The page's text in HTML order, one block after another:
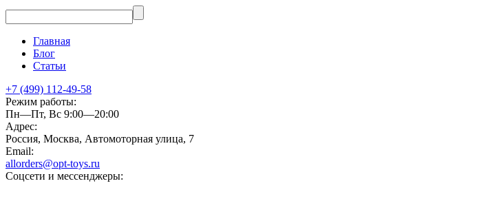
Главная
Блог
Статьи
+7 (499) 112-49-58
Режим работы:
Пн—Пт, Вс 9:00—20:00
Адрес:
Россия, Москва, Автомоторная улица, 7
Email:
allorders@opt-toys.ru
Соцсети и мессенджеры: